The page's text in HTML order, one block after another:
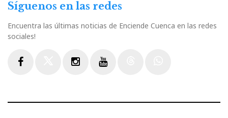
Síguenos en las redes
Encuentra las últimas noticias de Enciende Cuenca en las redes
sociales!